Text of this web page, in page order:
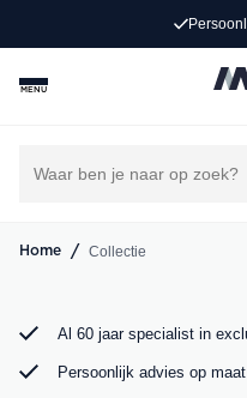
MENU
Home / Collectie
Exclusieve
Jong gebruikt, grondig
nieuw avontuur. Ontdek
Al 60 jaar specialist in
Persoonlijk advies op maat